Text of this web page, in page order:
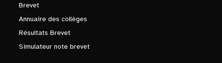
Brevet
Annuaire des collèges
Résultats Brevet
Simulateur note brevet